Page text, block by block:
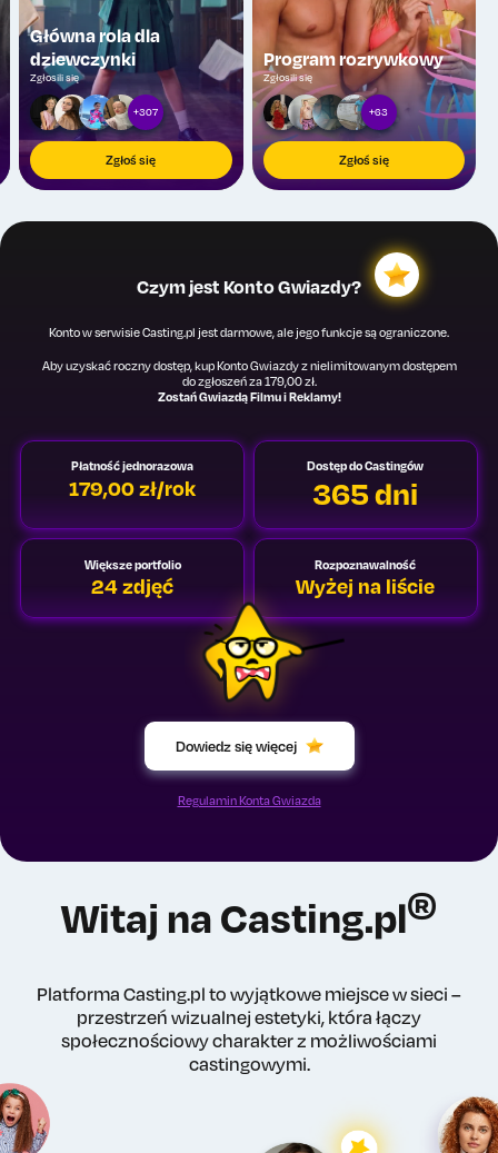
Główna rola dla
dziewczynki
Zgłosili się
+307
Zgłoś się
Program rozrywkowy
Zgłosili się
+63
Zgłoś się
Czym jest Konto Gwiazdy?
Konto w serwisie Casting.pl jest darmowe, ale jego funkcje są ograniczone.
Aby uzyskać roczny dostęp, kup Konto Gwiazdy z nielimitowanym dostępem
do zgłoszeń za 179,00 zł.
Zostań Gwiazdą Filmu i Reklamy!
Płatność jednorazowa
179,00 zł/rok
Dostęp do Castingów
365 dni
Większe portfolio
24 zdjęć
Rozpoznawalność
Wyżej na liście
Dowiedz się więcej
Regulamin Konta Gwiazda
Witaj na Casting.pl®
Platforma Casting.pl to wyjątkowe miejsce w sieci –
przestrzeń wizualnej estetyki, która łączy
społecznościowy charakter z możliwościami
castingowymi.